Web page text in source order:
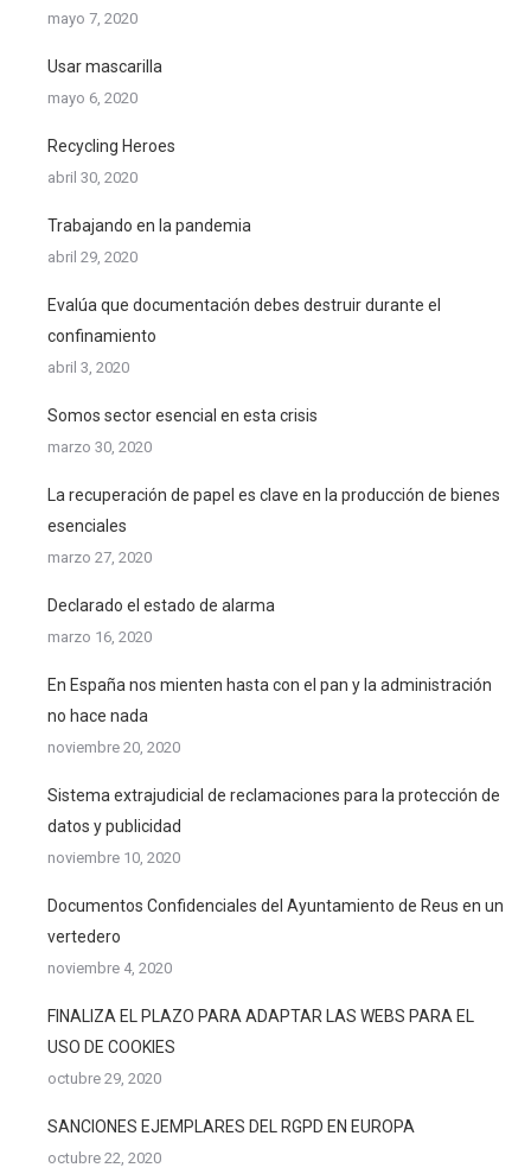
mayo 7, 2020
Usar mascarilla
mayo 6, 2020
Recycling Heroes
abril 30, 2020
Trabajando en la pandemia
abril 29, 2020
Evalúa que documentación debes destruir durante el
confinamiento
abril 3, 2020
Somos sector esencial en esta crisis
marzo 30, 2020
La recuperación de papel es clave en la producción de bienes
esenciales
marzo 27, 2020
Declarado el estado de alarma
marzo 16, 2020
En España nos mienten hasta con el pan y la administración
no hace nada
noviembre 20, 2020
Sistema extrajudicial de reclamaciones para la protección de
datos y publicidad
noviembre 10, 2020
Documentos Confidenciales del Ayuntamiento de Reus en un
vertedero
noviembre 4, 2020
FINALIZA EL PLAZO PARA ADAPTAR LAS WEBS PARA EL
USO DE COOKIES
octubre 29, 2020
SANCIONES EJEMPLARES DEL RGPD EN EUROPA
octubre 22, 2020